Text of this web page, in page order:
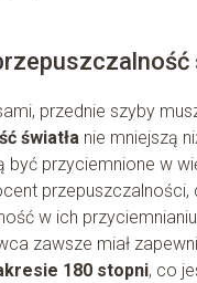
przednie szyby
światłanie mniejszą
być przyciemnione w
przepuszczalności,
w ich
zawsze miał
180 stopni, co